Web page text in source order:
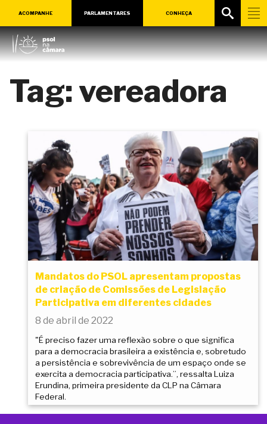
ACOMPANHE PARLAMENTARES CONHEÇA
Tag:vereadora
Mandatos do PSOL apresentam propostas
de criação de Comissões de Legislação
Participativa em diferentes cidades
8 de abril de 2022
"É preciso fazer uma reflexão sobre o que significa
para a democracia brasileira a existência e, sobretudo
a persistência e sobrevivência de um espaço onde se
exercita a democracia participativa.”, ressalta Luiza
Erundina, primeira presidente da CLP na Câmara
Federal.